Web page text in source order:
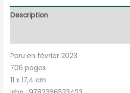
Comtesse
cathare
Description
Paru en février 2023
706 pages
11 x 17,4 cm